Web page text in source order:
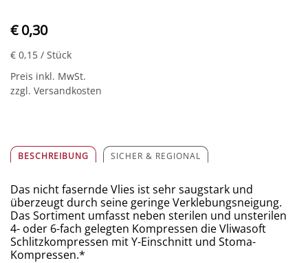
€ 0,30
€ 0,15 / Stück
Preis inkl. MwSt.
zzgl. Versandkosten
BESCHREIBUNG SICHER & REGIONAL
Das nicht fasernde Vlies ist sehr saugstark und
überzeugt durch seine geringe Verklebungsneigung.
Das Sortiment umfasst neben sterilen und unsterilen
4- oder 6-fach gelegten Kompressen die Vliwasoft
Schlitzkompressen mit Y-Einschnitt und Stoma-
Kompressen.*